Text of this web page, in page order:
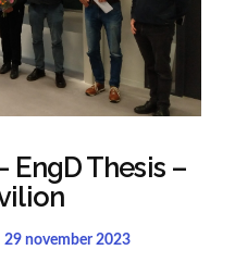
EngD Thesis –
29 november 2023